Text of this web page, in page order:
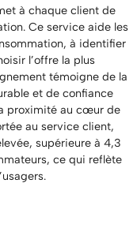
à chaque client de
Ce service aide les
à identifier
l’offre la plus
témoigne de la
et de confiance
proximité au cœur de
au service client,
supérieure à 4,3
ce qui reflète